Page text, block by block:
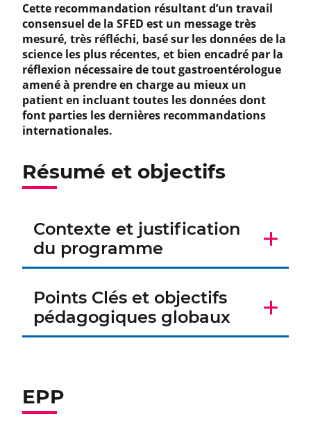
Cette recommandation résultant d’un travail
consensuel de la SFED est un message très
mesuré, très réfléchi, basé sur les données de la
science les plus récentes, et bien encadré par la
réflexion nécessaire de tout gastroentérologue
amené à prendre en charge au mieux un
patient en incluant toutes les données dont
font parties les dernières recommandations
internationales.
Résumé et objectifs
Contexte et justification
du programme
Points Clés et objectifs
pédagogiques globaux
EPP